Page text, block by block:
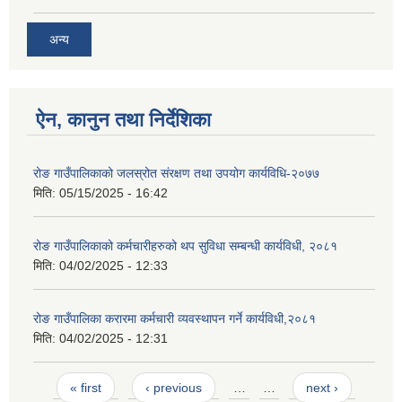
अन्य
ऐन, कानुन तथा निर्देशिका
रोङ गाउँपालिकाको जलस्रोत संरक्षण तथा उपयोग कार्यविधि-२०७७
मिति: 05/15/2025 - 16:42
रोङ गाउँपालिकाको कर्मचारीहरुको थप सुविधा सम्बन्धी कार्यविधी, २०८१
मिति: 04/02/2025 - 12:33
रोङ गाउँपालिका करारमा कर्मचारी व्यवस्थापन गर्ने कार्यविधी,२०८१
मिति: 04/02/2025 - 12:31
Pages
« first ‹ previous next ›